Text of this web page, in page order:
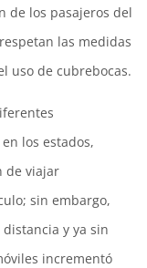
de los pasajeros del
las medidas
uso de cubrebocas.
los estados,
de viajar
sin embargo,
y ya sin
incrementó